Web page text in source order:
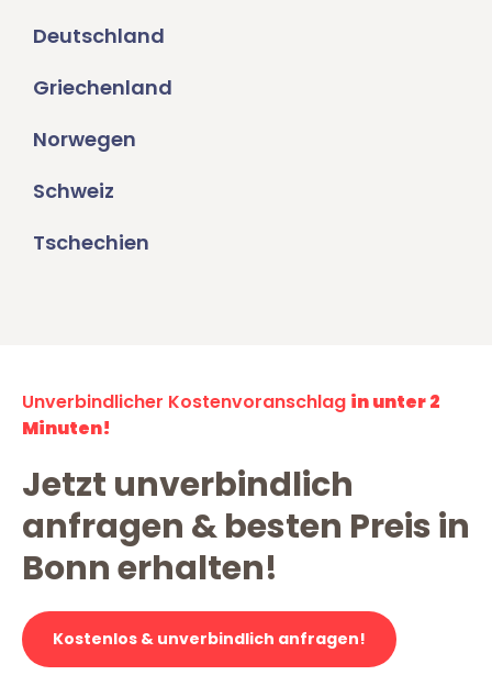
Deutschland
Griechenland
Norwegen
Schweiz
Tschechien
Unverbindlicher Kostenvoranschlag in unter 2
Minuten!
Jetzt unverbindlich
anfragen & besten Preis in
Bonn erhalten!
Kostenlos & unverbindlich anfragen!